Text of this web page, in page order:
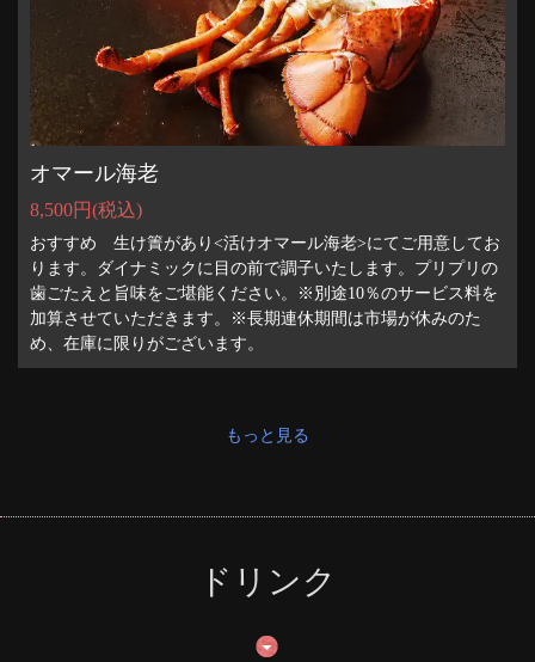
オマール海老
8,500円(税込)
おすすめ 生け簀があり<活けオマール海老>にてご用意してお
ります。ダイナミックに目の前で調子いたします。プリプリの
歯ごたえと旨味をご堪能ください。※別途10％のサービス料を
加算させていただきます。※長期連休期間は市場が休みのた
め、在庫に限りがございます。
もっと見る
ドリンク